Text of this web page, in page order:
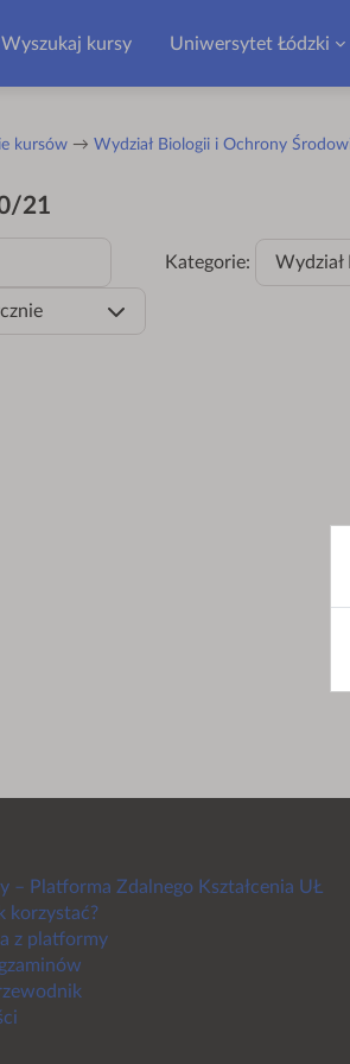
Wyszukaj kursy Uniwersytet Łódzki
kursów Wydział Biologii i Ochrony
21
Kategorie:
– Platforma Zdalnego Kształcenia UŁ
korzystać?
z platformy